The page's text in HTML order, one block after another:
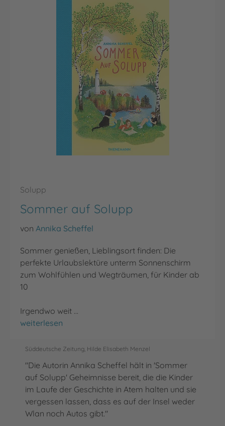
Solupp
Sommer auf Solupp
von Annika Scheffel
Sommer genießen, Lieblingsort finden: Die
perfekte Urlaubslektüre unterm Sonnenschirm
zum Wohlfühlen und Wegträumen, für Kinder ab
10
Irgendwo weit …
Sommer auf Solupp
weiterlesen
Süddeutsche Zeitung, Hilde Elisabeth Menzel
"Die Autorin Annika Scheffel hält in 'Sommer
auf Solupp' Geheimnisse bereit, die die Kinder
im Laufe der Geschichte in Atem halten und sie
vergessen lassen, dass es auf der Insel weder
Wlan noch Autos gibt."